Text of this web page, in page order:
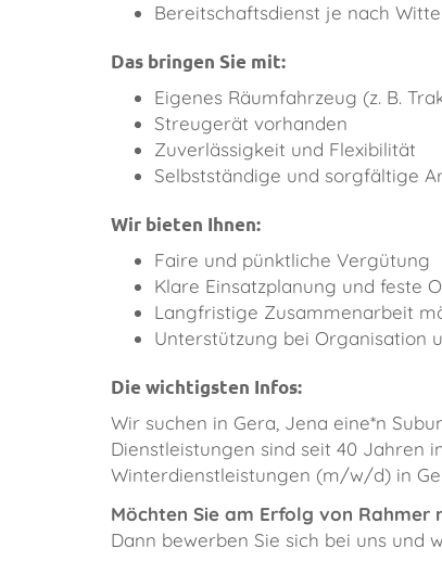
Bereitschaftsdienst je nach
Das bringen Sie mit:
Eigenes Räumfahrzeug (z. B.
Streugerät vorhanden
Zuverlässigkeit und Flexibilität
Selbstständige und sorgfältige
Wir bieten Ihnen:
Faire und pünktliche Vergütung
Klare Einsatzplanung und feste
Langfristige Zusammenarbeit
Unterstützung bei Organisation
Die wichtigsten Infos:
​Wir suchen in Gera, Jena eine*n
Dienstleistungen sind seit 40 Jahren
Winterdienstleistungen (m/w/d) in
Möchten Sie am Erfolg von Rahmer
Dann bewerben Sie sich bei uns und